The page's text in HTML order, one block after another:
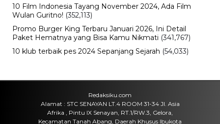
BPS Ungkap Data Pengangguran
Terbaru 2026, Lulusan SMK Masih
Paling Tinggi
Senin, 10 Agu 2026 - 22:12 WIB
Bisnis
Belinya
The Crow Kembali Disorot,